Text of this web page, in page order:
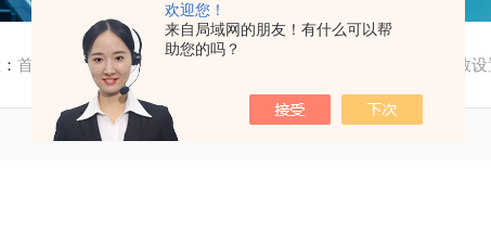
欢迎您！
来自局域网的朋友！有什么可以帮
助您的吗？
首页 产品中心/ / 霍尼韦尔温控器参数